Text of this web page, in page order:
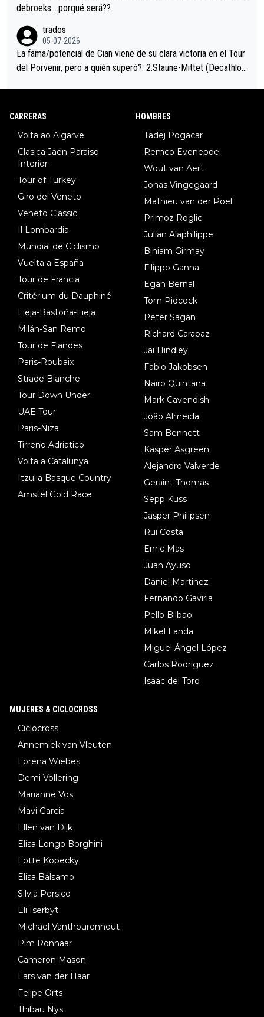
debroeks….porqué será??
trados
05-07-2026
La fama/potencial de Cian viene de su clara victoria en el Tour
del Porvenir, pero a quién superó?: 2.Staune-Mittet (Decathlon,
CARRERAS
Volta ao Algarve
Clasica Jaén Paraiso
Interior
Tour of Turkey
Giro del Veneto
Veneto Classic
Il Lombardia
Mundial de Ciclismo
Vuelta a España
Tour de Francia
Critérium du Dauphiné
Lieja-Bastoña-Lieja
Milán-San Remo
Tour de Flandes
Paris-Roubaix
Strade Bianche
Tour Down Under
UAE Tour
Paris-Niza
Tirreno Adriatico
Volta a Catalunya
Itzulia Basque Country
Amstel Gold Race
HOMBRES
Tadej Pogacar
Remco Evenepoel
Wout van Aert
Jonas Vingegaard
Mathieu van der Poel
Primoz Roglic
Julian Alaphilippe
Biniam Girmay
Filippo Ganna
Egan Bernal
Tom Pidcock
Peter Sagan
Richard Carapaz
Jai Hindley
Fabio Jakobsen
Nairo Quintana
Mark Cavendish
João Almeida
Sam Bennett
Kasper Asgreen
Alejandro Valverde
Geraint Thomas
Sepp Kuss
Jasper Philipsen
Rui Costa
Enric Mas
Juan Ayuso
Daniel Martinez
Fernando Gaviria
Pello Bilbao
Mikel Landa
Miguel Ángel López
Carlos Rodríguez
Isaac del Toro
MUJERES & CICLOCROSS
Ciclocross
Annemiek van Vleuten
Lorena Wiebes
Demi Vollering
Marianne Vos
Mavi Garcia
Ellen van Dijk
Elisa Longo Borghini
Lotte Kopecky
Elisa Balsamo
Silvia Persico
Eli Iserbyt
Michael Vanthourenhout
Pim Ronhaar
Cameron Mason
Lars van der Haar
Felipe Orts
Thibau Nys